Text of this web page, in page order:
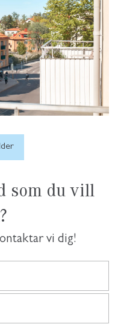
som du vill
vi dig!